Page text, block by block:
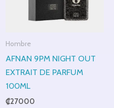
Hombre
AFNAN 9PM NIGHT OUT
EXTRAIT DE PARFUM
100ML
₡27000